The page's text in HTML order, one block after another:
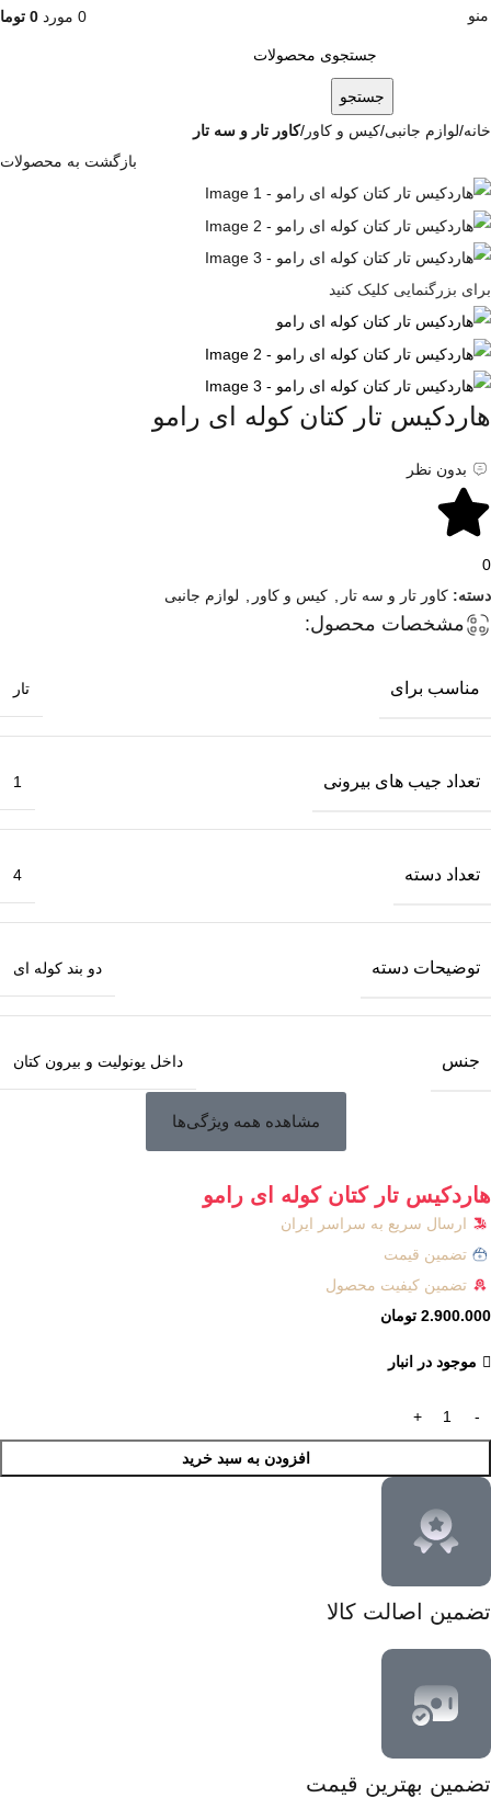
منو 0 مورد 0
جستجو
خانه لوازم جانبی کیس و کاور کاور تار و سه تار
بازگشت به محصولات
برای بزرگنمایی کلیک کنید
هاردکیس تار کتان کوله ای رامو
بدون نظر
0
دسته: کاور تار و سه تار کیس و کاور لوازم جانبی
مشخصات محصول:
مناسب برای تار
تعداد جیب های بیرونی 1
تعداد دسته 4
توضیحات دسته دو بند کوله ای
جنس داخل یونولیت و بیرون کتان
مشاهده همه ویژگی‌ها
هاردکیس تار کتان کوله ای رامو
ارسال سریع به سراسر ایران
تضمین قیمت
تضمین کیفیت محصول
2.900.000 تومان
موجود در انبار
افزودن به سبد خرید
تضمین اصالت کالا
تضمین بهترین قیمت